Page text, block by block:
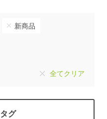
新商品
全てクリア
タグ